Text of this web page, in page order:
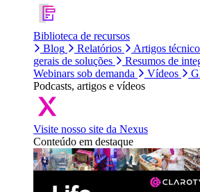
Biblioteca de recursos
Blog
Relatórios Artigos
gerais de soluções
Resumos de
Webinars sob demanda
Vídeos
Podcasts, artigos e vídeos
Visite nosso site da Nexus
Conteúdo em destaque